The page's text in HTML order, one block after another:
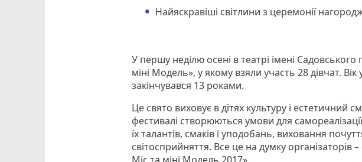
Найяскравіші світлини з церемонії
У першу неділю осені в театрі імені
міні Модель», у якому взяли участь 28 дівчат.
закінчувався 13 роками.
Це свято виховує в дітях культуру і естетичний
фестивалі створюються умови для
їх талантів, смаків і уподобань, виховання
світосприйняття. Все це на думку організаторів